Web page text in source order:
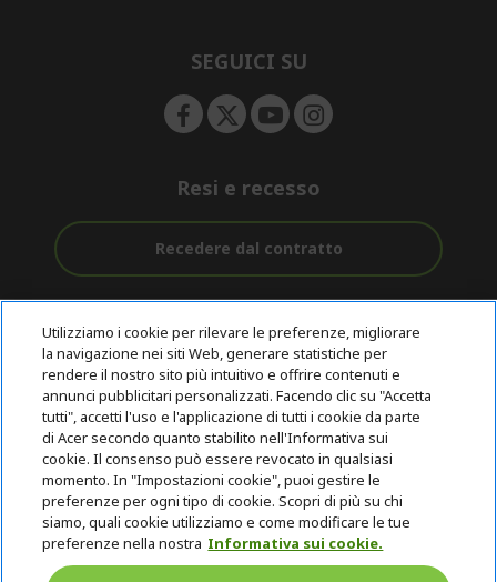
e
SEGUICI SU
Resi e recesso
Recedere dal contratto
Gratuita
Assistenza
pre e post
acquisto
Con 0% Di
Tasso
D'interesse
© 2026 Acer Inc.
CPYou B.V. è il rivenditore autorizzato dei prodotti Acer venduti in
questo negozio online.
Utilizziamo i cookie per rilevare le preferenze, migliorare
la navigazione nei siti Web, generare statistiche per
rendere il nostro sito più intuitivo e offrire contenuti e
annunci pubblicitari personalizzati. Facendo clic su "Accetta
tutti", accetti l'uso e l'applicazione di tutti i cookie da parte
di Acer secondo quanto stabilito nell'Informativa sui
cookie. Il consenso può essere revocato in qualsiasi
momento. In "Impostazioni cookie", puoi gestire le
preferenze per ogni tipo di cookie. Scopri di più su chi
siamo, quali cookie utilizziamo e come modificare le tue
preferenze nella nostra Informativa sui cookie.